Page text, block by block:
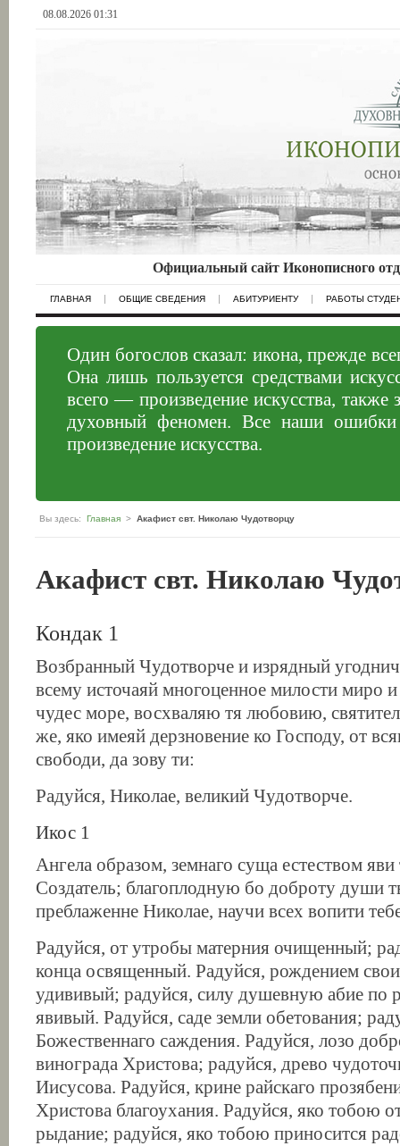
08.08.2026 01:31
Официальный сайт Иконописного
ГЛАВНАЯ ОБЩИЕ СВЕДЕНИЯ АБИТУРИЕНТУ РАБОТЫ
Один богослов сказал: икона, прежде
Она лишь пользуется средствами
всего — произведение искусства,
духовный феномен. Все наши
произведение искусства.
Вы здесь: Главная > Акафист свт. Николаю Чудотворцу
Акафист свт. Николаю
Кондак 1
Возбранный Чудотворче и изрядный
всему источаяй многоценное милости миро
чудес море, восхваляю тя любовию,
же, яко имеяй дерзновение ко Господу, от
свободи, да зову ти:
Радуйся, Николае, великий Чудотворче.
Икос 1
Ангела образом, земнаго суща естеством яви
Создатель; благоплодную бо доброту души
преблаженне Николае, научи всех вопити
Радуйся, от утробы матерния очищенный;
конца освященный. Радуйся, рождением
удививый; радуйся, силу душевную абие по
явивый. Радуйся, саде земли обетования;
Божественнаго саждения. Радуйся, лозо
винограда Христова; радуйся, древо
Иисусова. Радуйся, крине райскаго
Христова благоухания. Радуйся, яко тобою
рыдание; радуйся, яко тобою приносится